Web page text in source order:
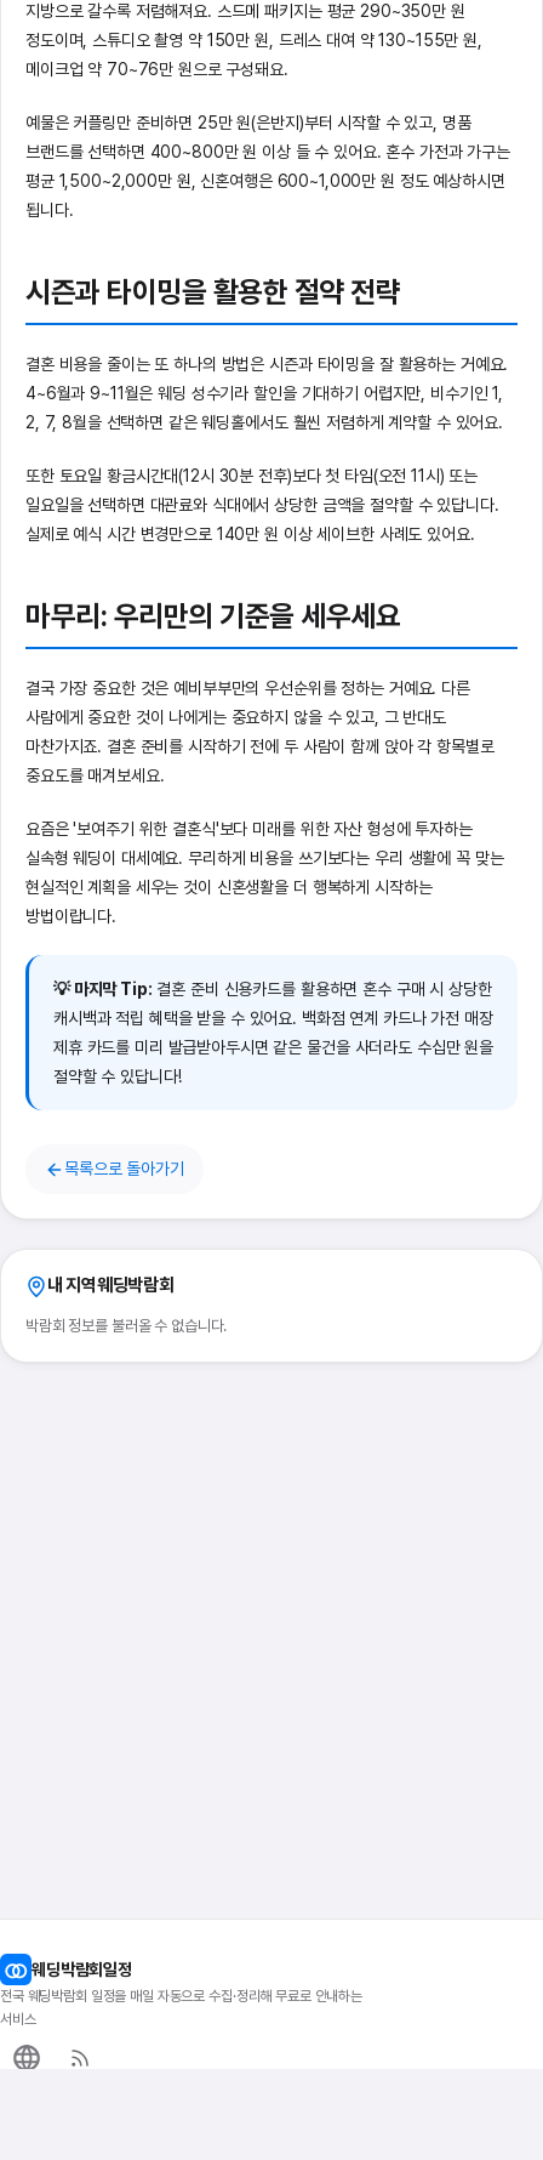
지방으로 갈수록 저렴해져요. 스드메 패키지는 평균 290~350만 원
정도이며, 스튜디오 촬영 약 150만 원, 드레스 대여 약 130~155만 원,
메이크업 약 70~76만 원으로 구성돼요.
예물은 커플링만 준비하면 25만 원(은반지)부터 시작할 수 있고, 명품
브랜드를 선택하면 400~800만 원 이상 들 수 있어요. 혼수 가전과 가구는
평균 1,500~2,000만 원, 신혼여행은 600~1,000만 원 정도 예상하시면
됩니다.
시즌과 타이밍을 활용한 절약 전략
결혼 비용을 줄이는 또 하나의 방법은 시즌과 타이밍을 잘 활용하는 거예요.
4~6월과 9~11월은 웨딩 성수기라 할인을 기대하기 어렵지만, 비수기인 1,
2, 7, 8월을 선택하면 같은 웨딩홀에서도 훨씬 저렴하게 계약할 수 있어요.
또한 토요일 황금시간대(12시 30분 전후)보다 첫 타임(오전 11시) 또는
일요일을 선택하면 대관료와 식대에서 상당한 금액을 절약할 수 있답니다.
실제로 예식 시간 변경만으로 140만 원 이상 세이브한 사례도 있어요.
마무리: 우리만의 기준을 세우세요
결국 가장 중요한 것은 예비부부만의 우선순위를 정하는 거예요. 다른
사람에게 중요한 것이 나에게는 중요하지 않을 수 있고, 그 반대도
마찬가지죠. 결혼 준비를 시작하기 전에 두 사람이 함께 앉아 각 항목별로
중요도를 매겨보세요.
요즘은 '보여주기 위한 결혼식'보다 미래를 위한 자산 형성에 투자하는
실속형 웨딩이 대세예요. 무리하게 비용을 쓰기보다는 우리 생활에 꼭 맞는
현실적인 계획을 세우는 것이 신혼생활을 더 행복하게 시작하는
방법이랍니다.
💡 마지막 Tip: 결혼 준비 신용카드를 활용하면 혼수 구매 시 상당한
캐시백과 적립 혜택을 받을 수 있어요. 백화점 연계 카드나 가전 매장
제휴 카드를 미리 발급받아두시면 같은 물건을 사더라도 수십만 원을
절약할 수 있답니다!
목록으로 돌아가기
내 지역웨딩박람회
박람회 정보를 불러올 수 없습니다.
웨딩박람회일정
전국 웨딩박람회 일정을 매일 자동으로 수집·정리해 무료로 안내하는
서비스
이지티켓